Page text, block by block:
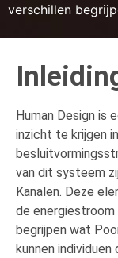
verschillen
Human Design is
inzicht te krijgen
van dit systeem
Kanalen. Deze
de
begrijpen wat
kunnen